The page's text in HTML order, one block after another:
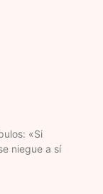
«Si
niegue a sí